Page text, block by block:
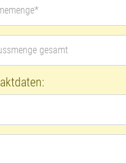
gesamt